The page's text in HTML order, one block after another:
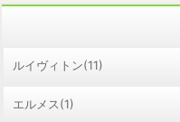
ルイヴィトン(11)
エルメス(1)